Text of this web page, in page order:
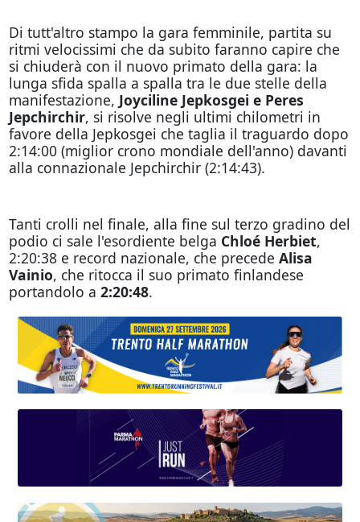
Di tutt'altro stampo la gara femminile, partita su
ritmi velocissimi che da subito faranno capire che
si chiuderà con il nuovo primato della gara: la
lunga sfida spalla a spalla tra le due stelle della
manifestazione, Joyciline Jepkosgei e Peres
Jepchirchir, si risolve negli ultimi chilometri in
favore della Jepkosgei che taglia il traguardo dopo
2:14:00 (miglior crono mondiale dell'anno) davanti
alla connazionale Jepchirchir (2:14:43).
Tanti crolli nel finale, alla fine sul terzo gradino del
podio ci sale l'esordiente belga Chloé Herbiet,
2:20:38 e record nazionale, che precede Alisa
Vainio, che ritocca il suo primato finlandese
portandolo a 2:20:48.